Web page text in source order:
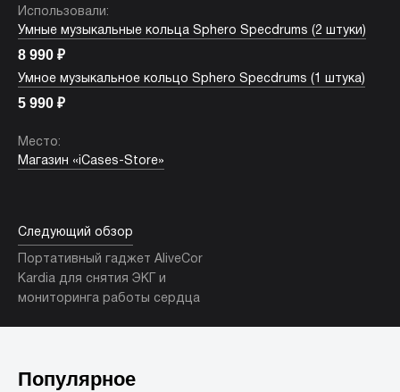
Использовали:
Умные музыкальные кольца Sphero Specdrums (2 штуки)
8 990 ₽
Умное музыкальное кольцо Sphero Specdrums (1 штука)
5 990 ₽
Место:
Магазин «iCases-Store»
Следующий обзор
Портативный гаджет AliveCor
Kardia для снятия ЭКГ и
мониторинга работы сердца
Популярное